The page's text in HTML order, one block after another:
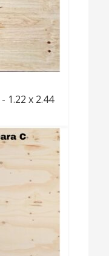
1.22 x 2.44